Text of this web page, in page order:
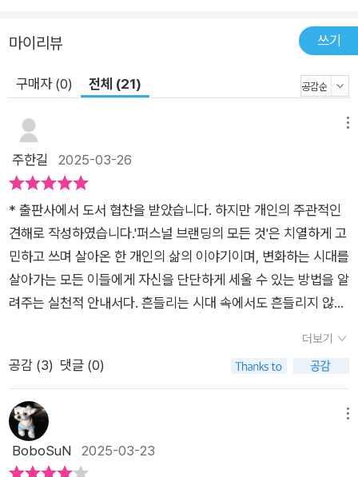
출간하는 순간, 사람들은 당신을 전문가로 인식한다. 누군가는 당
신의 책을 보고 연락을 해올 것이고 강연, 컨설팅, 코칭 등의 기회
가 생긴다. 실제로 많은 전문가들이 “책을 쓰고 나니 세상이 달라
졌다.”라고 말한다. 책이 있는 사람과 없는 사람의 차이는 단순히
콘텐츠 유무의 차이가 아니다. 책은 곧 나를 증명하는 브랜드이
며, ‘책을 썼다’는 사실 자체가 경쟁력이 된다. 퍼스널 브랜딩은
이제 선택이 아니다 1인 기업가로 살아가는 것은 더 이상 특별한
일이 아니다. 많은 사람들이 ‘언젠가 나도 내 브랜드를 갖고 싶
다’라고 생각하지만, 정작 실행으로 옮기는 사람은 드물다. 이유
는 단순하다. 방법을 모르기 때문이다. 이 책은 그런 사람들을 위
해 쓰였다. · 1인 기업가를 꿈꾸는 직장인 · 프리랜서 강연가 · 출
간을 통해 전문가로 자리 잡고 싶은 사람· 자신의 이름을 브랜드
로 만들고 싶은 모든 사람 특히 위의 경우라면 반드시 한 번쯤은
다. 이제는 ‘나’라는 이름이 곧 브랜드가 되는 시대다. 이 책은 그
과정을 가장 현실적이고 효과적으로 안내하는 로드맵이다. 이제
당신 차례다. 당신도 할 수 있다.
마이리뷰 쓰기
구매자 (0) 전체 (21)
주한길 2025-03-26
* 출판사에서 도서 협찬을 받았습니다. 하지만 개인의 주관적인
견해로 작성하였습니다.'퍼스널 브랜딩의 모든 것'은 치열하게 고
민하고 쓰며 살아온 한 개인의 삶의 이야기이며, 변화하는 시대를
살아가는 모든 이들에게 자신을 단단하게 세울 수 있는 방법을 알
려주는 실천적 안내서다. 흔들리는 시대 속에서도 흔들리지 않는
서’이기도 하다.퍼스널 브랜딩이라는 말은 특정한 사람들, 유명
인플루언서나 전문가들만의 이야기로 느껴졌다. 개인적으로 회
사에서 주어진 업무를 충실히 수행하고 평가받는 것이 곧 사회생
활의 전부라고 여겼다. 조직을 떠나 독립적인 활동을 시작하고 나
면, ‘나’라는 사람이 어떤 사람인지, 그리고 무엇을 할 수 있는지
를 알리는 일이 곧 생존의 문제로 다가온다. 이때부터 퍼스널 브
더보기
공감 (3) 댓글 (0)
BoboSuN 2025-03-23